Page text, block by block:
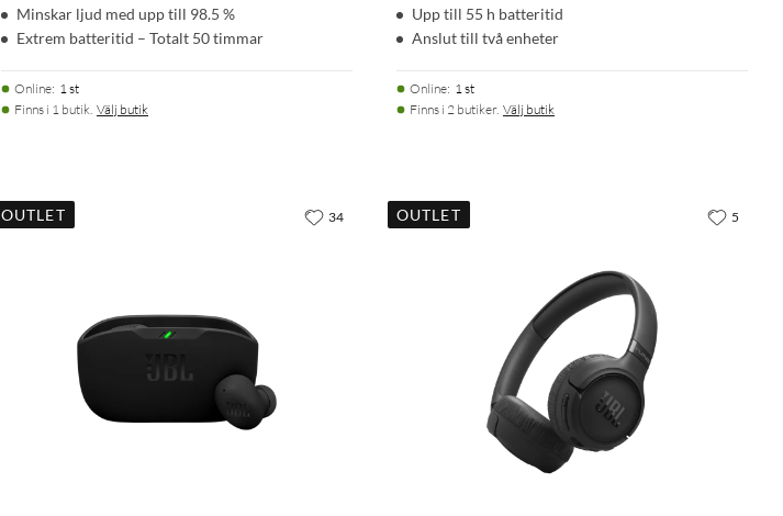
Minskar ljud med upp till 98.5 %
Extrem batteritid – Totalt 50 timmar
Online: 1 st
Finns i 1 butik. Välj butik
Upp till 55 h batteritid
Anslut till två enheter
Online: 1 st
Finns i 2 butiker. Välj butik
OUTLET 34 OUTLET 5